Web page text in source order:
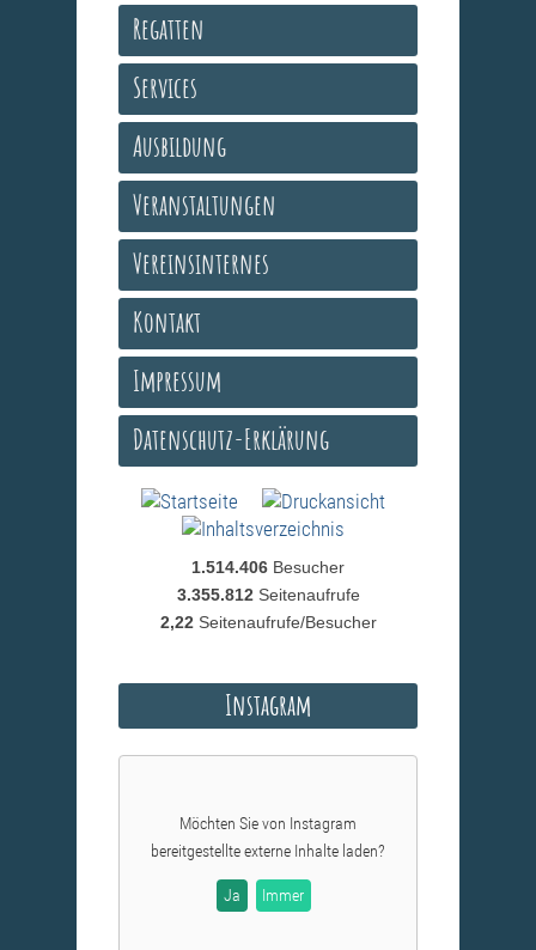
Regatten
Services
Ausbildung
Veranstaltungen
Vereinsinternes
Kontakt
Impressum
Datenschutz-Erklärung
1.514.406 Besucher
3.355.812 Seitenaufrufe
2,22 Seitenaufrufe/Besucher
Instagram
Möchten Sie von Instagram
bereitgestellte externe Inhalte laden?
Ja Immer